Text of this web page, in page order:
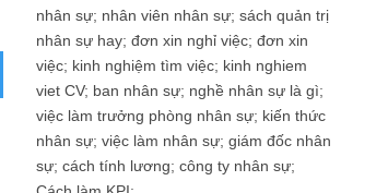
nhân sự; nhân viên nhân sự; sách quản trị
nhân sự hay; đơn xin nghỉ việc; đơn xin
việc; kinh nghiệm tìm việc; kinh nghiem
viet CV; ban nhân sự; nghề nhân sự là gì;
việc làm trưởng phòng nhân sự; kiến thức
nhân sự; việc làm nhân sự; giám đốc nhân
sự; cách tính lương; công ty nhân sự;